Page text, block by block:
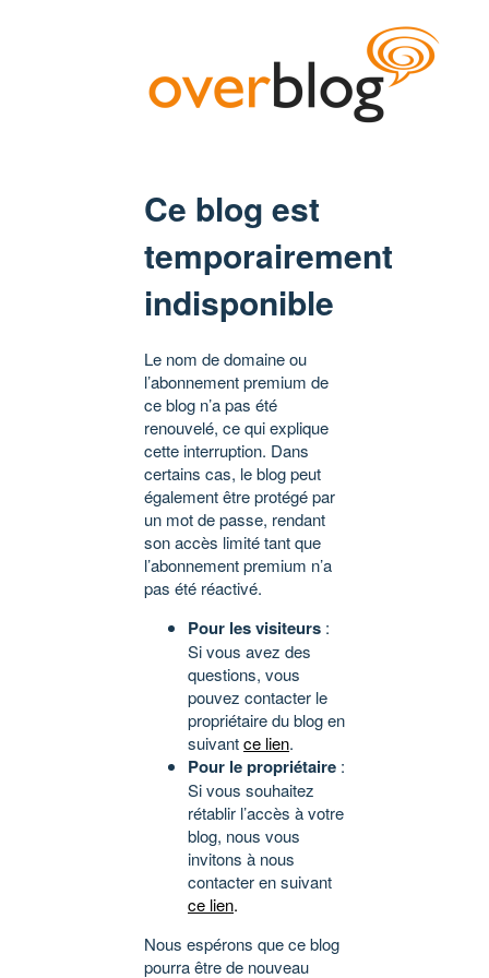
Ce blog est
temporairement
indisponible
Le nom de domaine ou
l’abonnement premium de
ce blog n’a pas été
renouvelé, ce qui explique
cette interruption. Dans
certains cas, le blog peut
également être protégé par
un mot de passe, rendant
son accès limité tant que
l’abonnement premium n’a
pas été réactivé.
Pour les visiteurs :
Si vous avez des
questions, vous
pouvez contacter le
propriétaire du blog en
suivantce lien.
Pour le propriétaire :
Si vous souhaitez
rétablir l’accès à votre
blog, nous vous
invitons à nous
contacter en suivant
ce lien.
Nous espérons que ce blog
pourra être de nouveau